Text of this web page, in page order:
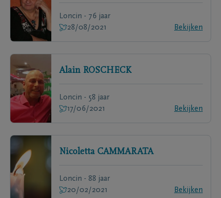
Loncin - 76 jaar
28/08/2021
Bekijken
Alain ROSCHECK
Loncin - 58 jaar
17/06/2021
Bekijken
Nicoletta CAMMARATA
Loncin - 88 jaar
20/02/2021
Bekijken